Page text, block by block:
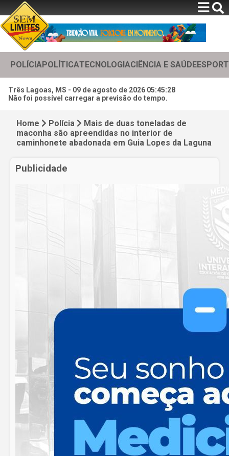
POLÍCIAPOLÍTICATECNOLOGIACIÊNCIA E SAÚDE
Três Lagoas, MS - 09 de agosto de 2026 05:45:30
Não foi possível carregar a previsão do tempo.
Home Polícia
Mais de duas toneladas de
maconha são apreendidas no interior de
caminhonete abadonada em Guia Lopes da Laguna
Publicidade